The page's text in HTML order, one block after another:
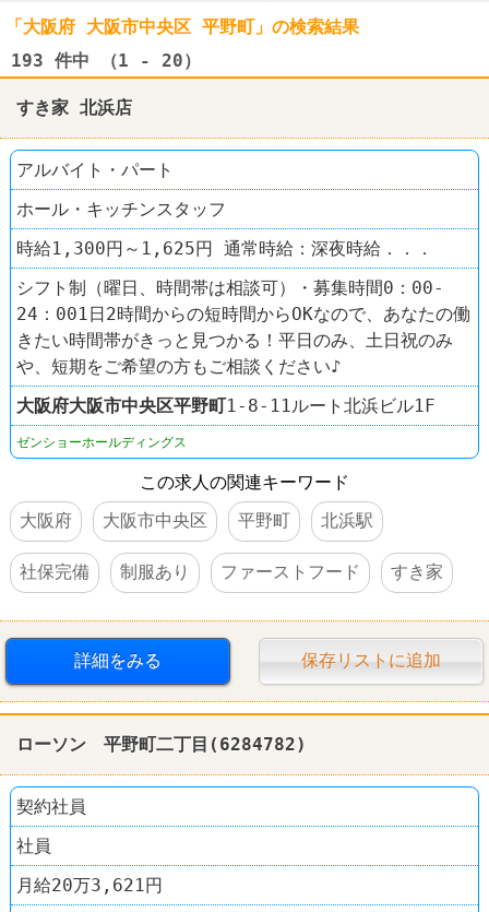
「大阪府 大阪市中央区 平野町」の検索結果
193 件中 （1 - 20）
すき家 北浜店
アルバイト・パート
ホール・キッチンスタッフ
時給1,300円～1,625円 通常時給：深夜時給．．．
シフト制（曜日、時間帯は相談可）・募集時間0：00‐
24：001日2時間からの短時間からOKなので、あなたの働
きたい時間帯がきっと見つかる！平日のみ、土日祝のみ
や、短期をご希望の方もご相談ください♪
大阪府大阪市中央区平野町1-8-11ルート北浜ビル1F
ゼンショーホールディングス
この求人の関連キーワード
大阪府
大阪市中央区 平野町 北浜駅
社保完備 制服あり ファーストフード すき家
詳細をみる 保存リストに追加
ローソン 平野町二丁目(6284782)
契約社員
社員
月給20万3,621円